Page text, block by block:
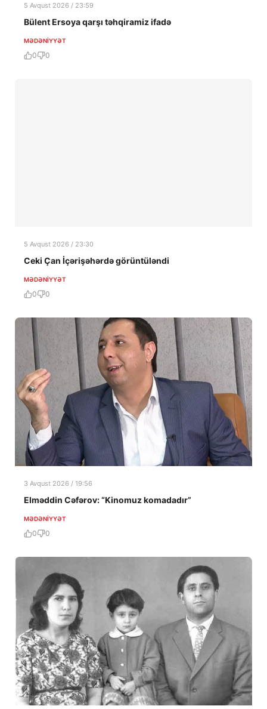
5 Avqust 2026 / 23:59
Bülent Ersoya qarşı təhqiramiz ifadə
MƏDƏNIYYƏT
0 0
5 Avqust 2026 / 23:30
Ceki Çan İçərişəhərdə görüntüləndi
MƏDƏNIYYƏT
0 0
3 Avqust 2026 / 19:56
Elməddin Cəfərov: “Kinomuz komadadır”
MƏDƏNIYYƏT
0 0